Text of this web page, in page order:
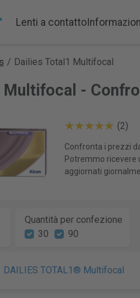
Lenti a contatto
/ Dailies Total1 Multifocal
Multifocal -
(2)
Confronta i prezzi
Potremmo ricevere
aggiornati
Quantità per confezione
30
90
DAILIES TOTAL1® Multifocal